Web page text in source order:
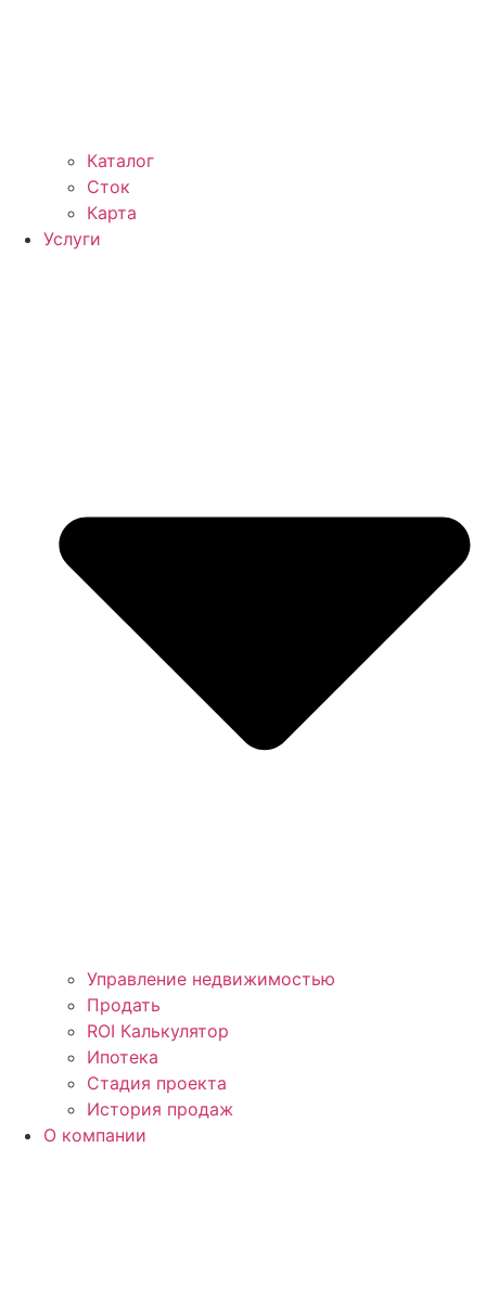
Каталог
Сток
Карта
Услуги
Управление недвижимостью
Продать
ROI Калькулятор
Ипотека
Стадия проекта
История продаж
О компании